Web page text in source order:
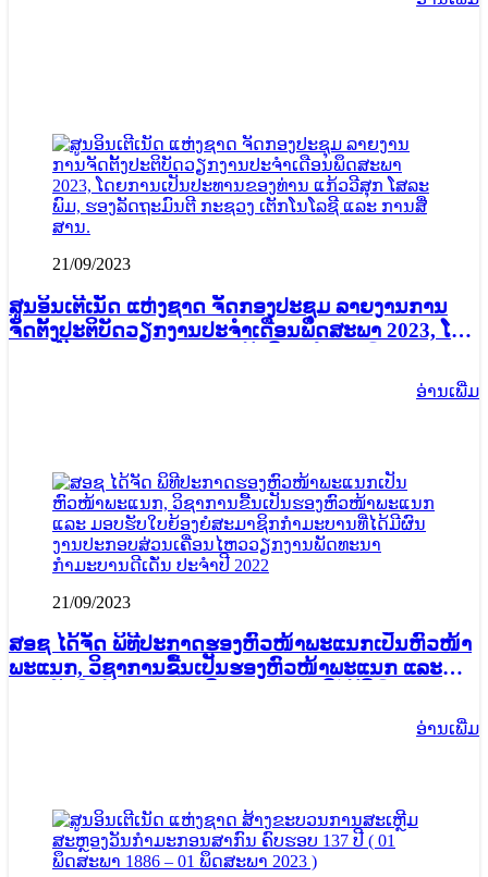
21/09/2023
ສູນອິນເຕີເນັດ ແຫ່ງຊາດ ຈັດກອງປະຊຸມ ລາຍງານການ
ຈັດຕັ້ງປະຕິບັດວຽກງານປະຈຳເດືອນພຶດສະພາ 2023, ໂດຍ
ລັດຖະມົນຕີ ກະຊວງ ເຕັກໂນໂລຊີ ແລະ ການສື່ສານ.
ອ່ານ​ເພີ່ມ
21/09/2023
ສອຊ ໄດ້ຈັດ ພິທີປະກາດຮອງຫົວໜ້າພະແນກເປັນຫົວໜ້າ
ພະແນກ, ວິຊາການຂື້ນເປັນຮອງຫົວໜ້າພະແນກ ແລະ
ປະກອບສ່ວນເຄື່ອນໄຫວວຽກງານພັດທະນາ ກຳມະບານດີ
ອ່ານ​ເພີ່ມ